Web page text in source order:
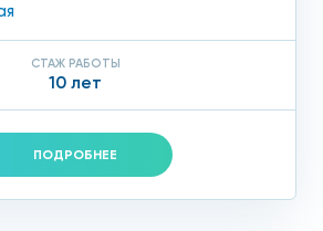
СТАЖ РАБОТЫ
10 лет
ПОДРОБНЕЕ